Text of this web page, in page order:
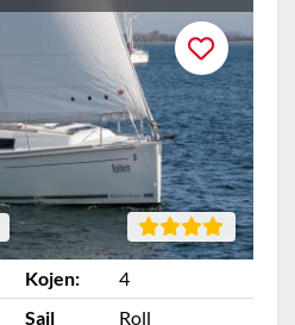
Kojen:
4
Sail
Roll